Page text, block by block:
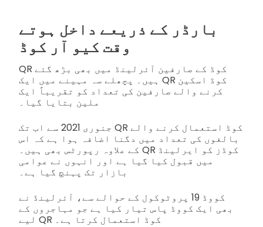
بارڈر کے ذریعے داخل ہوتے
وقت کیو آر کوڈ
QR کوڈ کے صارفین آئرلینڈ میں بھی بڑھ گئے
ہیں۔ پچھلے سہ مہینے میں ایک QR کوڈ اسکین
کرنے والے صارفین کی تعداد کو تقریباً ایک
ملین بتایا گیا۔
جنوری 2021 سے اب تک QR کوڈ استعمال کرنے والے
بالغوں کی تعداد میں دگنا اضافہ ہوا ہے کہ اس
کے علاوہ رپورٹس بھی ہیں۔ QR کوڈز کو ایرلینڈ
میں قبول کیا گیا ہے اور انہوں نے عوامی
بازار تک پہنچ گیا ہے۔
کووڈ 19 پروٹوکول کے حوالے سے، آئرلینڈ نے
بھی ایک کووڈ پاس تیار کیا ہے جو مہاجروں کے
لیے QR کوڈ استعمال کرتا ہے۔